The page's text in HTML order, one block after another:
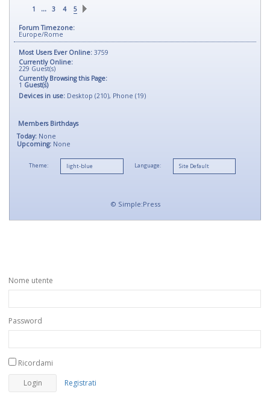
1 ... 3 4 5
Forum Timezone:
Europe/Rome
Most Users Ever Online: 3759
Currently Online:
229 Guest(s)
Currently Browsing this Page:
1 Guest(s)
Devices in use: Desktop (210), Phone (19)
Members Birthdays
Today: None
Upcoming: None
Theme: Language:
© Simple:Press
Nome utente
Password
Ricordami
Registrati